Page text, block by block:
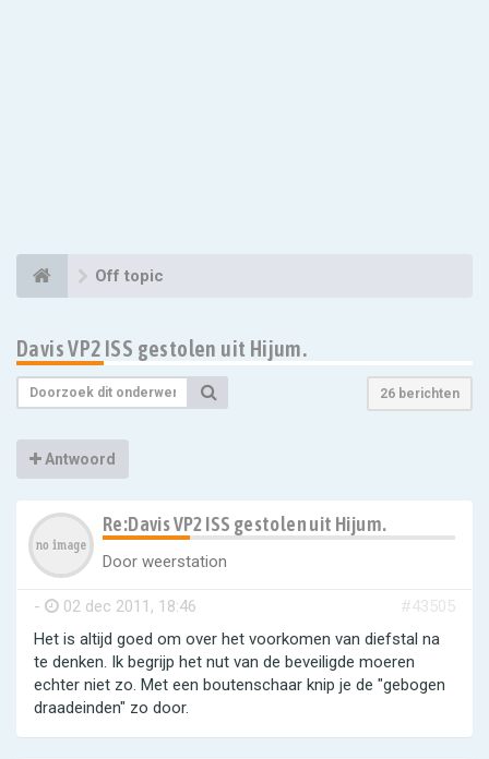
Off topic
Davis VP2 ISS gestolen uit Hijum.
26 berichten
Antwoord
Re:Davis VP2 ISS gestolen uit Hijum.
Door weerstation
- 02 dec 2011, 18:46
#43505
Het is altijd goed om over het voorkomen van diefstal na
te denken. Ik begrijp het nut van de beveiligde moeren
echter niet zo. Met een boutenschaar knip je de "gebogen
draadeinden" zo door.